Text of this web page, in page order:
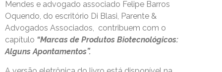
Mendes e advogado associado Felipe Barros
Oquendo, do escritório Di Blasi, Parente &
Advogados Associados, contribuem com o
capítulo “Marcas de Produtos Biotecnológicos:
Alguns Apontamentos”.